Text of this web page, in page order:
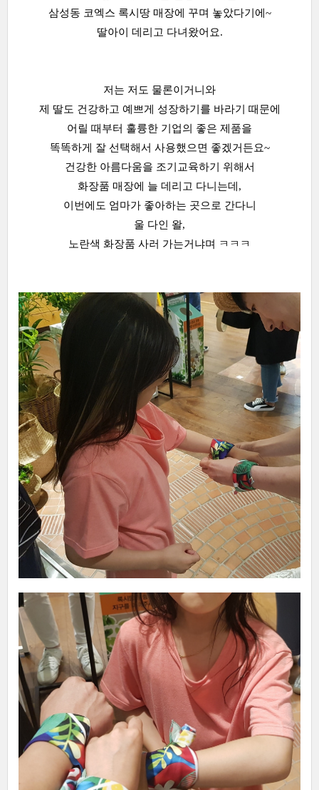
삼성동 코엑스 록시땅 매장에 꾸며 놓았다기에~
딸아이 데리고 다녀왔어요.
저는 저도 물론이거니와
제 딸도 건강하고 예쁘게 성장하기를 바라기 때문에
어릴 때부터 훌륭한 기업의 좋은 제품을
똑똑하게 잘 선택해서 사용했으면 좋겠거든요~
건강한 아름다움을 조기교육하기 위해서
화장품 매장에 늘 데리고 다니는데,
이번에도 엄마가 좋아하는 곳으로 간다니
울 다인 왈,
노란색 화장품 사러 가는거냐며 ㅋㅋㅋ